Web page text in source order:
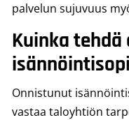
palvelun sujuvuus
Kuinka
Onnistunut
vastaa taloyhtiön